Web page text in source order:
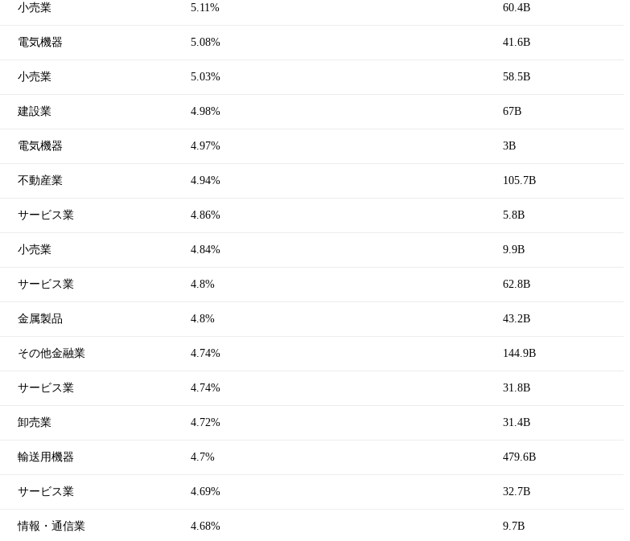
小売業 5.11% 60.4B
電気機器 5.08% 41.6B
小売業 5.03% 58.5B
建設業 4.98% 67B
電気機器 4.97% 3B
不動産業 4.94% 105.7B
サービス業 4.86% 5.8B
小売業 4.84% 9.9B
サービス業 4.8% 62.8B
金属製品 4.8% 43.2B
その他金融業 4.74% 144.9B
サービス業 4.74% 31.8B
卸売業 4.72% 31.4B
輸送用機器 4.7% 479.6B
サービス業 4.69% 32.7B
情報・通信業 4.68% 9.7B